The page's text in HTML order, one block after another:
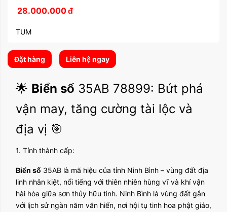
28.000.000đ
TUM
Đặt hàng Liên hệ ngay
🌟 Biển số 35AB 78899: Bứt phá
vận may, tăng cường tài lộc và
địa vị 🎯
1. Tỉnh thành cấp:
Biển số 35AB là mã hiệu của tỉnh Ninh Bình – vùng đất địa
linh nhân kiệt, nổi tiếng với thiên nhiên hùng vĩ và khí vận
hài hòa giữa sơn thủy hữu tình. Ninh Bình là vùng đất gắn
với lịch sử ngàn năm văn hiến, nơi hội tụ tinh hoa phật giáo,